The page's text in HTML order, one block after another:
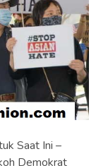
Saat Ini –
Demokrat